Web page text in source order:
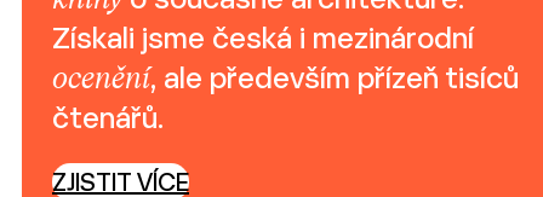
Získali jsme česká i mezinárodní
ocenění, ale především přízeň tisíců
čtenářů.
ZJISTIT VÍCE